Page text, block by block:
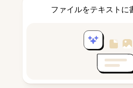
ファイルをテキストに